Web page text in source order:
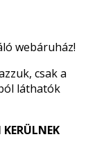
webáruház!
csak a
láthatók